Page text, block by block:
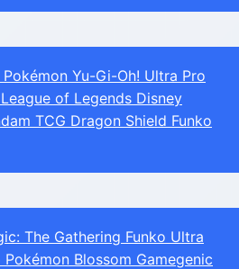
Pokémon Yu-Gi-Oh! Ultra Pro
of Legends Disney
TCG Dragon Shield Funko
The Gathering Funko Ultra
Pokémon Blossom Gamegenic